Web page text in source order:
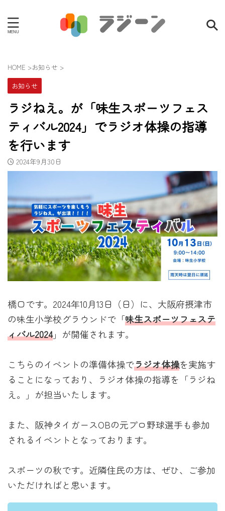
HOME >お知らせ >
お知らせ
ラジねえ。が「味生スポーツフェス
ティバル2024」でラジオ体操の指導
を行います
2024年9月30日
橋口です。2024年10月13日（日）に、大阪府摂津市
の味生小学校グラウンドで「味生スポーツフェステ
ィバル2024」が開催されます。
こちらのイベントの準備体操でラジオ体操を実施す
ることになっており、ラジオ体操の指導を「ラジね
え。」が担当いたします。
また、阪神タイガースOBの元プロ野球選手も参加
されるイベントとなっております。
スポーツの秋です。近隣住民の方は、ぜひ、ご参加
いただければと思います。